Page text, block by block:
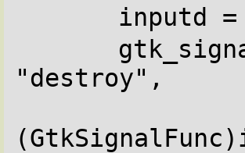
inputd
"destroy",